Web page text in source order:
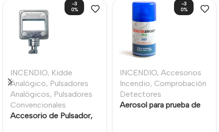
-3
0%
INCENDIO, Kidde
Analógico, Pulsadores
Analógicos, Pulsadores
Convencionales
Accesorio de Pulsador,
-3
0%
INCENDIO, Accesorios
Incendio, Comprobación
Detectores
Aerosol para prueba de